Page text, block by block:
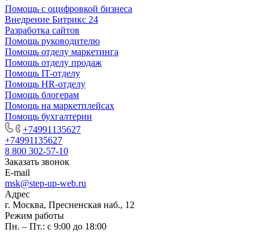
Помощь с оцифровкой бизнеса
Внедрение Битрикс 24
Разработка сайтов
Помощь руководителю
Помощь отделу маркетинга
Помощь отделу продаж
Помощь IT-отделу
Помощь HR-отделу
Помощь блогерам
Помощь на маркетплейсах
Помощь бухгалтерии
+74991135627
+74991135627
8 800 302-57-10
Заказать звонок
E-mail
msk@step-up-web.ru
Адрес
г. Москва, Пресненская наб., 12
Режим работы
Пн. – Пт.: с 9:00 до 18:00